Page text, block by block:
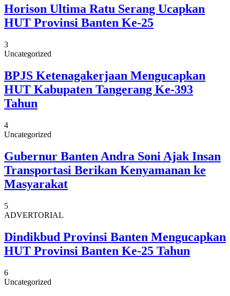
Horison Ultima Ratu Serang Ucapkan
HUT Provinsi Banten Ke-25
3
Uncategorized
BPJS Ketenagakerjaan Mengucapkan
HUT Kabupaten Tangerang Ke-393
Tahun
4
Uncategorized
Gubernur Banten Andra Soni Ajak Insan
Transportasi Berikan Kenyamanan ke
Masyarakat
5
ADVERTORIAL
Dindikbud Provinsi Banten Mengucapkan
HUT Provinsi Banten Ke-25 Tahun
6
Uncategorized